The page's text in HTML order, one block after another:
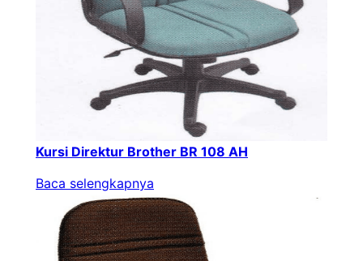
Kursi Direktur Brother BR 108 AH
Baca selengkapnya